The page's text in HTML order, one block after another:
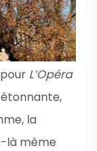
L’Opéra
la
là même